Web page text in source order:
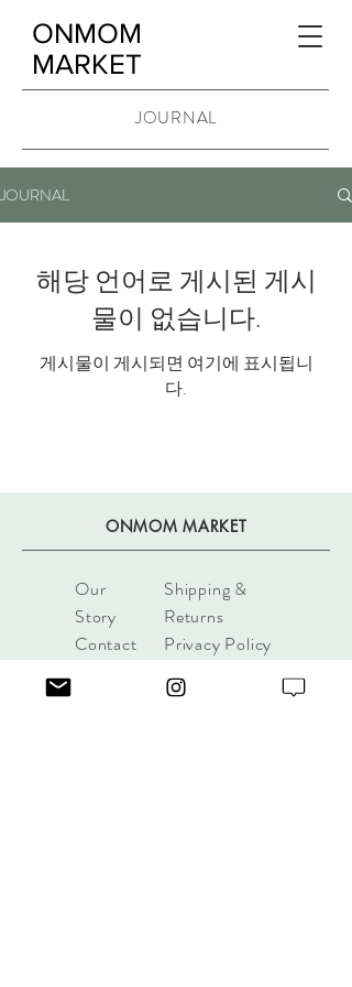
ONMOM
MARKET
JOURNAL
JOURNAL
해당 언어로 게시된 게시
물이 없습니다.
게시물이 게시되면 여기에 표시됩니
다.
ONMOM MARKET
Our
Story
Contact
Shipping &
Returns
Privacy Policy